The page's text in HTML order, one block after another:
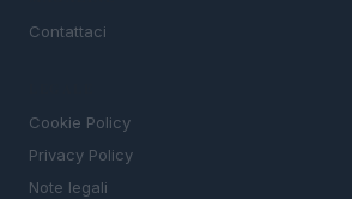
Contattaci
Cookie Policy
Privacy Policy
Note legali